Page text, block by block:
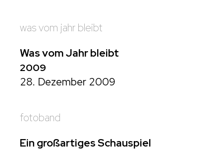
was vom jahr bleibt
Was vom Jahr bleibt
2009
28. Dezember 2009
fotoband
Ein großartiges Schauspiel